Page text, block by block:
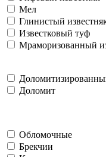
Мел
Глинистый
Известковый туф
Мраморизованный
Доломит
Обломочные
Брекчии